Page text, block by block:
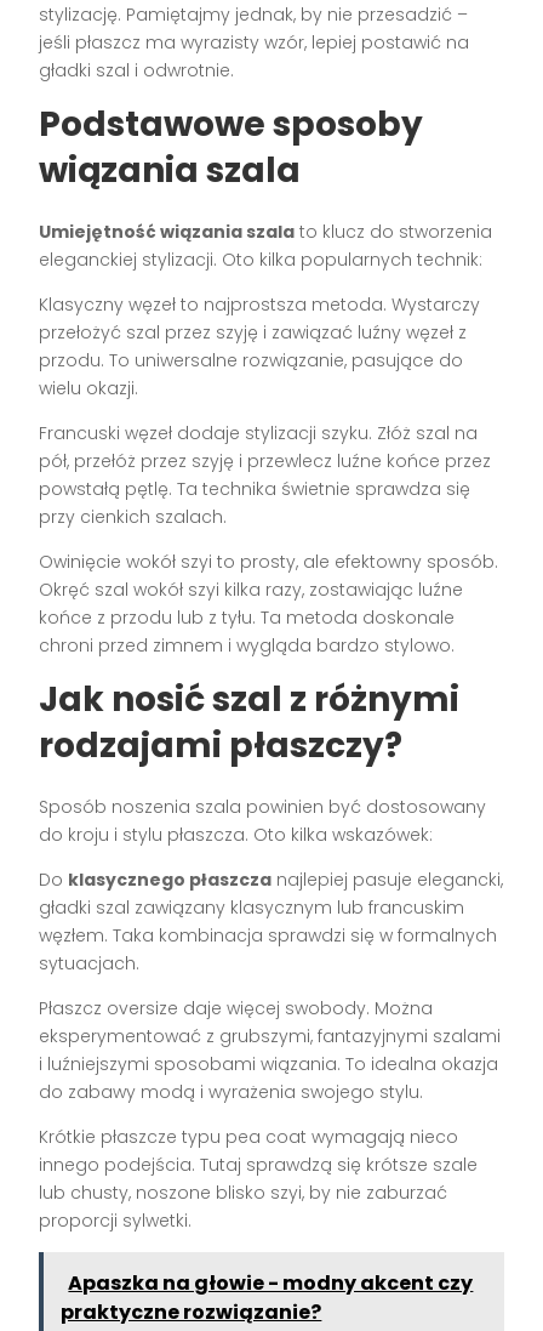
stylizację. Pamiętajmy jednak, by nie przesadzić –
jeśli płaszcz ma wyrazisty wzór, lepiej postawić na
gładki szal i odwrotnie.
Podstawowe sposoby
wiązania szala
Umiejętność wiązania szala to klucz do stworzenia
eleganckiej stylizacji. Oto kilka popularnych technik:
Klasyczny węzeł to najprostsza metoda. Wystarczy
przełożyć szal przez szyję i zawiązać luźny węzeł z
przodu. To uniwersalne rozwiązanie, pasujące do
wielu okazji.
Francuski węzeł dodaje stylizacji szyku. Złóż szal na
pół, przełóż przez szyję i przewlecz luźne końce przez
powstałą pętlę. Ta technika świetnie sprawdza się
przy cienkich szalach.
Owinięcie wokół szyi to prosty, ale efektowny sposób.
Okręć szal wokół szyi kilka razy, zostawiając luźne
końce z przodu lub z tyłu. Ta metoda doskonale
chroni przed zimnem i wygląda bardzo stylowo.
Jak nosić szal z różnymi
rodzajami płaszczy?
Sposób noszenia szala powinien być dostosowany
do kroju i stylu płaszcza. Oto kilka wskazówek:
Do klasycznego płaszcza najlepiej pasuje elegancki,
gładki szal zawiązany klasycznym lub francuskim
węzłem. Taka kombinacja sprawdzi się w formalnych
sytuacjach.
Płaszcz oversize daje więcej swobody. Można
eksperymentować z grubszymi, fantazyjnymi szalami
i luźniejszymi sposobami wiązania. To idealna okazja
do zabawy modą i wyrażenia swojego stylu.
Krótkie płaszcze typu pea coat wymagają nieco
innego podejścia. Tutaj sprawdzą się krótsze szale
lub chusty, noszone blisko szyi, by nie zaburzać
proporcji sylwetki.
Apaszka na głowie - modny akcent czy
praktyczne rozwiązanie?